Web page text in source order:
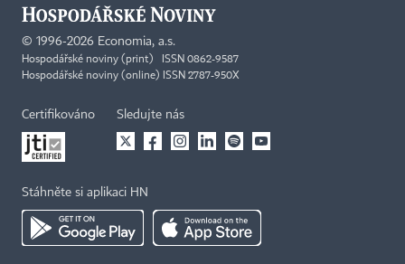
© 1996-2026 Economia, a.s.
Hospodářské noviny (print) ISSN 0862-9587
Hospodářské noviny (online) ISSN 2787-950X
Certifikováno Sledujte nás
Stáhněte si aplikaci HN